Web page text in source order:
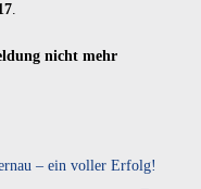
.
nicht mehr
– ein voller Erfolg!